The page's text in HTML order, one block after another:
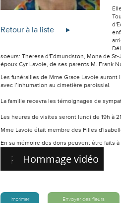
Retour à la liste
soeurs: Theresa d'Edmundston, Mona de
époux Cyr Lavoie, de ses parents M. Frank
Les funérailles de Mme Grace Lavoie
avec l’inhumation au cimetière paroissial.
La famille recevra les témoignages de
Les heures de visites seront lundi de 19h à
Mme Lavoie était membre des Filles
En sa mémoire des dons peuvent être faits
Hommage vidéo
Imprimer Envoyer des fleurs